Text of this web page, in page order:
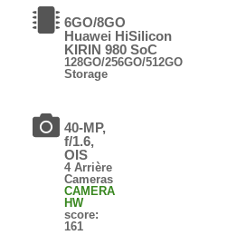
6GO/8GO
Huawei HiSilicon
KIRIN 980 SoC
128GO/256GO/512GO
Storage
40-MP,
f/1.6,
OIS
4 Arrière
Cameras
CAMERA
HW
score:
161